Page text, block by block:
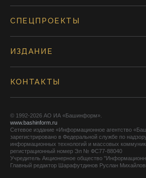
СПЕЦПРОЕКТЫ
ИЗДАНИЕ
КОНТАКТЫ
© 1992-2026 АО ИА «Башинформ».
www.bashinform.ru
Сетевое издание «Информационное агентство
зарегистрировано в Федеральной службе по
информационных технологий и массовых
регистрационный номер Эл № ФС77-88040
Учредитель Акционерное общество
Главный редактор Шарафутдинов Руслан